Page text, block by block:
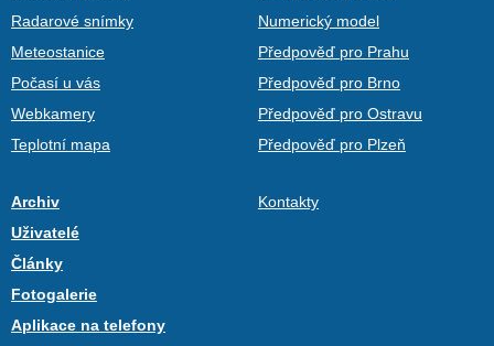
Radarové snímky
Meteostanice
Počasí u vás
Webkamery
Teplotní mapa
Numerický model
Předpověď pro Prahu
Předpověď pro Brno
Předpověď pro Ostravu
Předpověď pro Plzeň
Archiv
Uživatelé
Články
Fotogalerie
Aplikace na telefony
Kontakty